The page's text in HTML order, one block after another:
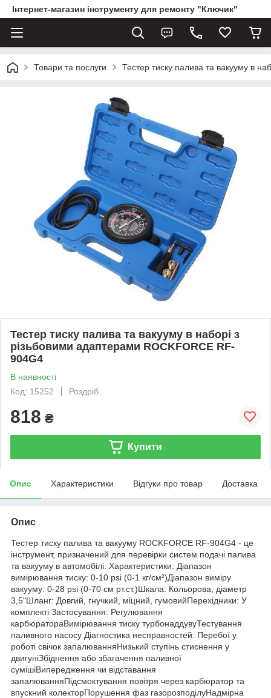
Інтернет-магазин інструменту для ремонту "Ключик"
Товари та послуги Тестер тиску палива та вакууму в
Тестер тиску палива та вакууму в наборі з
різьбовими адаптерами ROCKFORCE RF-
904G4
В наявності
Код: 15252
Роздріб
818 ₴
Купити
Опис Характеристики Відгуки про товар Доставка
Опис
Тестер тиску палива та вакууму ROCKFORCE RF-904G4 - це
інструмент, призначений для перевірки систем подачі палива
та вакууму в автомобілі. Характеристики: Діапазон
вимірювання тиску: 0-10 psi (0-1 кг/см²)Діапазон виміру
вакууму: 0-28 psi (0-70 см рт.ст.)Шкала: Кольорова, діаметр
3,5"Шланг: Довгий, гнучкий, міцний, гумовийПерехідники: У
комплекті Застосування: Регулювання
карбюратораВимірювання тиску турбонаддувуТестування
паливного насосу Діагностика несправностей: Перебої у
роботі свічок запалюванняНизький ступінь стиснення у
двигуніЗбіднення або збагачення паливної
сумішіВипередження чи відставання
запалюванняПідсмоктування повітря через карбюратор та
впускний колекторПорушення фаз газорозподілуНадмірна